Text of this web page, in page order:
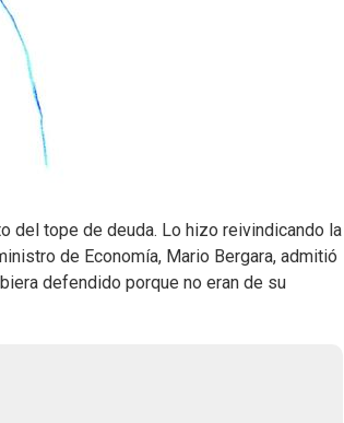
del tope de deuda. Lo hizo reivindicando la
de Economía, Mario Bergara, admitió
defendido porque no eran de su